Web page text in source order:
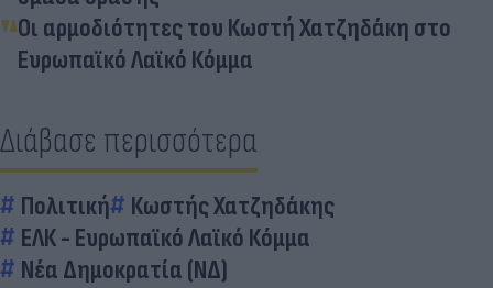
Οι αρμοδιότητες του Κωστή Χατζηδάκη στο
Ευρωπαϊκό Λαϊκό Κόμμα
Διάβασε περισσότερα
Πολιτική
Κωστής Χατζηδάκης
ΕΛΚ - Ευρωπαϊκό Λαϊκό Κόμμα
Νέα Δημοκρατία (ΝΔ)